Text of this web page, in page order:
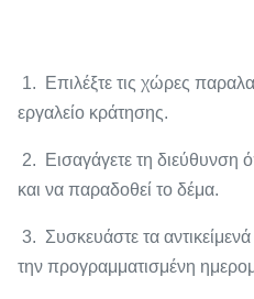
1. Επιλέξτε τις χώρες
εργαλείο κράτησης.
2. Εισαγάγετε τη διεύθυνση
και να παραδοθεί το δέμα.
3. Συσκευάστε τα
την προγραμματισμένη